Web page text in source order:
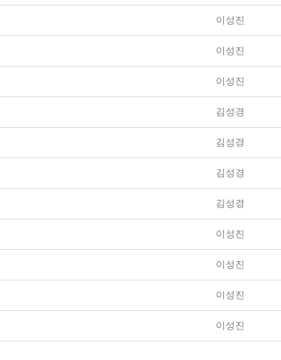
이성진
이성진
이성진
김성경
김성경
김성경
김성경
이성진
이성진
이성진
이성진